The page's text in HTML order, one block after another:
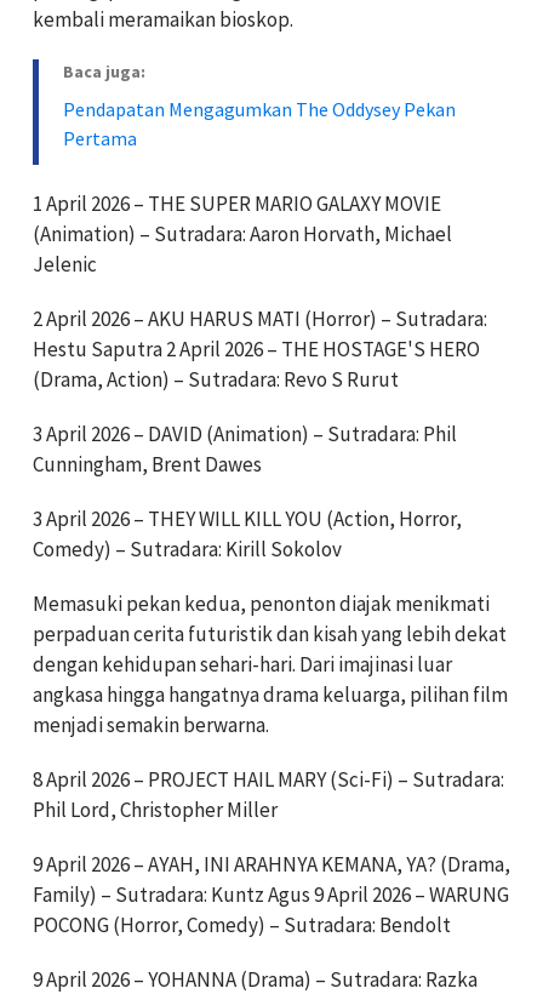
kembali meramaikan bioskop.
Baca juga:
Pendapatan Mengagumkan The Oddysey Pekan
Pertama
1 April 2026 – THE SUPER MARIO GALAXY MOVIE
(Animation) – Sutradara: Aaron Horvath, Michael
Jelenic
2 April 2026 – AKU HARUS MATI (Horror) – Sutradara:
Hestu Saputra 2 April 2026 – THE HOSTAGE'S HERO
(Drama, Action) – Sutradara: Revo S Rurut
3 April 2026 – DAVID (Animation) – Sutradara: Phil
Cunningham, Brent Dawes
3 April 2026 – THEY WILL KILL YOU (Action, Horror,
Comedy) – Sutradara: Kirill Sokolov
Memasuki pekan kedua, penonton diajak menikmati
perpaduan cerita futuristik dan kisah yang lebih dekat
dengan kehidupan sehari-hari. Dari imajinasi luar
angkasa hingga hangatnya drama keluarga, pilihan film
menjadi semakin berwarna.
8 April 2026 – PROJECT HAIL MARY (Sci-Fi) – Sutradara:
Phil Lord, Christopher Miller
9 April 2026 – AYAH, INI ARAHNYA KEMANA, YA? (Drama,
Family) – Sutradara: Kuntz Agus 9 April 2026 – WARUNG
POCONG (Horror, Comedy) – Sutradara: Bendolt
9 April 2026 – YOHANNA (Drama) – Sutradara: Razka